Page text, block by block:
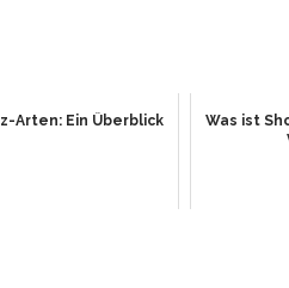
Arten: Ein Überblick
Was ist